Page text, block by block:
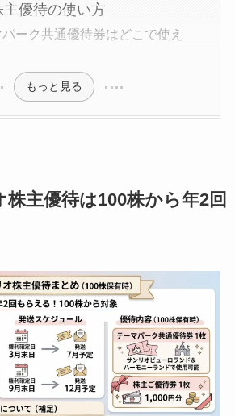
優待の使い方
ーク共通優待券はどこで使え
もっと見る
主優待は100株から年2回